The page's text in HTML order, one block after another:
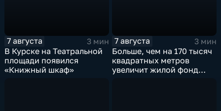
7 августа
3 мин
В Курске на Театральной
площади появился
«Книжный шкаф»
7 августа
3 мин
Больше, чем на 170 тысяч
квадратных метров
увеличит жилой фонд